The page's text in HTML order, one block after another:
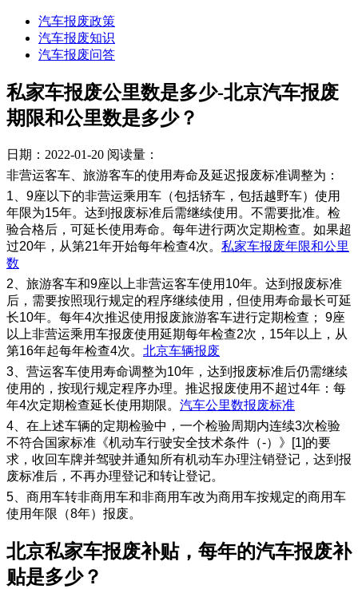
汽车报废政策
汽车报废知识
汽车报废问答
私家车报废公里数是多少-北京汽车报废
期限和公里数是多少？
日期：2022-01-20 阅读量：
非营运客车、旅游客车的使用寿命及延迟报废标准调整为：
1、9座以下的非营运乘用车（包括轿车，包括越野车）使用
年限为15年。达到报废标准后需继续使用。不需要批准。检
验合格后，可延长使用寿命。每年进行两次定期检查。如果超
过20年，从第21年开始每年检查4次。 私家车报废年限和公里
数
2、旅游客车和9座以上非营运客车使用10年。达到报废标准
后，需要按照现行规定的程序继续使用，但使用寿命最长可延
长10年。每年4次推迟使用报废旅游客车进行定期检查； 9座
以上非营运乘用车报废使用延期每年检查2次，15年以上，从
第16年起每年检查4次。 北京车辆报废
3、营运客车使用寿命调整为10年，达到报废标准后仍需继续
使用的，按现行规定程序办理。推迟报废使用不超过4年：每
年4次定期检查延长使用期限。 汽车公里数报废标准
4、在上述车辆的定期检验中，一个检验周期内连续3次检验
不符合国家标准《机动车行驶安全技术条件（-）》[1]的要
求，收回车牌并驾驶并通知所有机动车办理注销登记，达到报
废标准后，不再办理登记和转让登记。
5、商用车转非商用车和非商用车改为商用车按规定的商用车
使用年限（8年）报废。
北京私家车报废补贴，每年的汽车报废补
贴是多少？